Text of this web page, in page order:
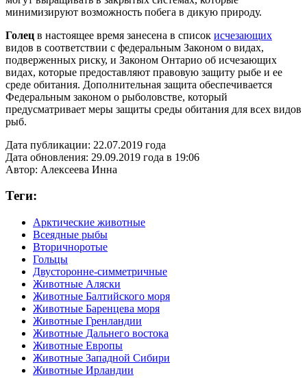
минимизируют возможность побега в дикую природу.
Голец в настоящее время занесена в список исчезающих
видов в соответствии с федеральным Законом о видах,
подверженных риску, и Законом Онтарио об исчезающих
видах, которые предоставляют правовую защиту рыбе и ее
среде обитания. Дополнительная защита обеспечивается
Федеральным законом о рыболовстве, который
предусматривает меры защиты среды обитания для всех видов
рыб.
Дата публикации: 22.07.2019 года
Дата обновления: 29.09.2019 года в 19:06
Автор: Алексеева Инна
Теги:
Арктические животные
Всеядные рыбы
Вторичноротые
Гольцы
Двусторонне-симметричные
Животные Аляски
Животные Балтийского моря
Животные Баренцева моря
Животные Гренландии
Животные Дальнего востока
Животные Европы
Животные Западной Сибири
Животные Ирландии